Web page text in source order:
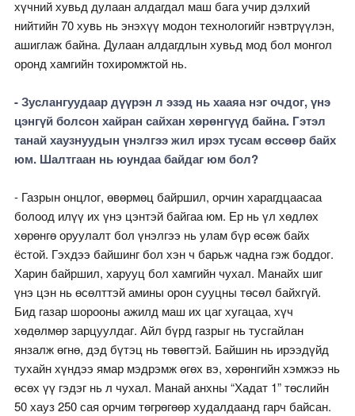
хүчний хувьд дулаан алдагдал маш бага учир дэлхий
нийтийн 70 хувь нь энэхүү модон технологийг нэвтрүүлэн,
ашиглаж байна. Дулаан алдагдлын хувьд мод бол монгол
оронд хамгийн тохиромжтой нь.
- Зуслангуудаар дүүрэн л эзэд нь хааяа нэг очдог, үнэ
цэнгүй болсон хайран сайхан хөрөнгүүд байна. Гэтэл
танай хаузнуудын үнэлгээ жил ирэх тусам өссөөр байх
юм. Шалтгаан нь юундаа байдаг юм бол?
- Газрын онцлог, өвөрмөц байршил, орчин харагдцаасаа
болоод илүү их үнэ цэнтэй байгаа юм. Ер нь үл хөдлөх
хөрөнгө оруулалт бол үнэлгээ нь улам бүр өсөж байх
ёстой. Гэхдээ байшинг бол хэн ч барьж чадна гэж боддог.
Харин байршил, харууц бол хамгийн чухал. Манайх шиг
үнэ цэн нь өсөлттэй амины орон сууцны төсөл байхгүй.
Бид газар шорооны ажилд маш их цаг хугацаа, хүч
хөдөлмөр зарцуулдаг. Айл бүрд газрыг нь тусгайлан
янзалж өгнө, дэд бүтэц нь төвөгтэй. Байшин нь ирээдүйд
тухайн хүндээ ямар мэдрэмж өгөх вэ, хөрөнгийн хэмжээ нь
өсөх үү гэдэг нь л чухал. Манай анхны “Хадат 1” төслийн
50 хауз 250 сая орчим төгрөгөөр худалдаанд гарч байсан.